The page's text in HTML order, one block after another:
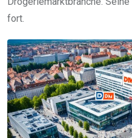
fort.